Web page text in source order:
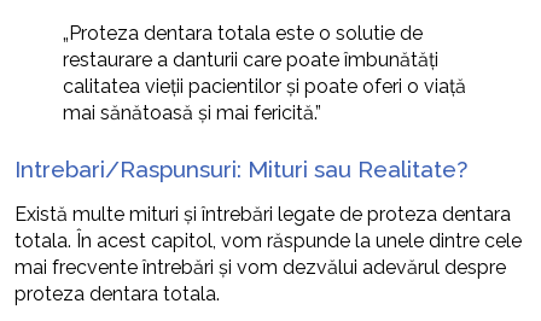
„Proteza dentara totala este o solutie de
restaurare a danturii care poate îmbunătăți
calitatea vieții pacientilor și poate oferi o viață
mai sănătoasă și mai fericită.”
Intrebari/Raspunsuri: Mituri sau Realitate?
Există multe mituri și întrebări legate de proteza dentara
totala. În acest capitol, vom răspunde la unele dintre cele
mai frecvente întrebări și vom dezvălui adevărul despre
proteza dentara totala.